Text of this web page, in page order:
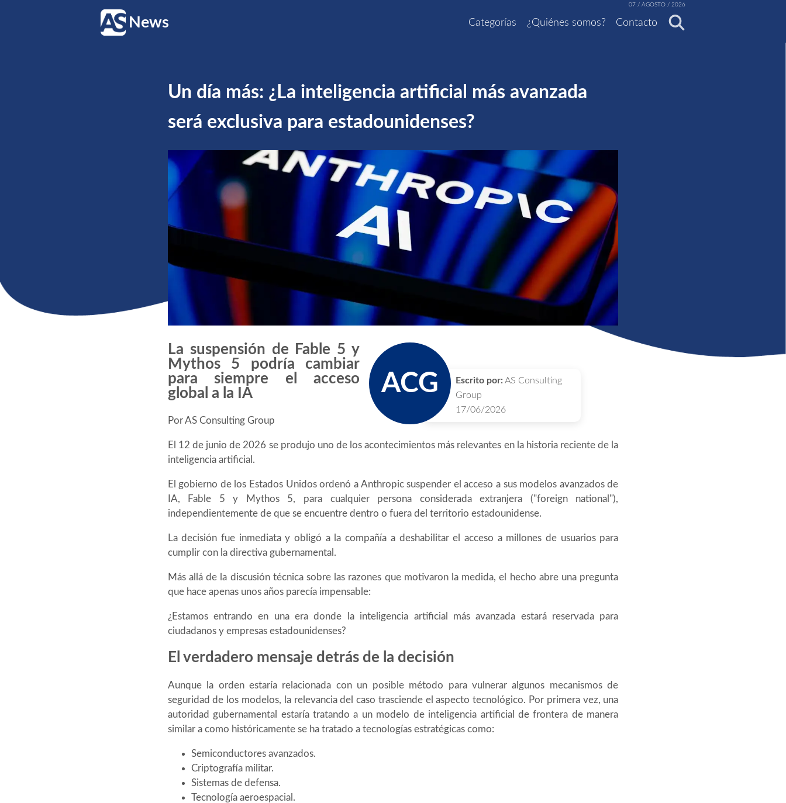
07 / AGOSTO / 2026
News Categorías ¿Quiénes somos? Contacto
Un día más: ¿La inteligencia artificial más avanzada
será exclusiva para estadounidenses?
ACG Escrito por: AS Consulting
Group
17/06/2026
La suspensión de Fable 5 y
Mythos 5 podría cambiar
para siempre el acceso
global a la IA
Por AS Consulting Group
El 12 de junio de 2026 se produjo uno de los acontecimientos más relevantes en la historia reciente de la
inteligencia artificial.
El gobierno de los Estados Unidos ordenó a Anthropic suspender el acceso a sus modelos avanzados de
IA, Fable 5 y Mythos 5, para cualquier persona considerada extranjera ("foreign national"),
independientemente de que se encuentre dentro o fuera del territorio estadounidense.
La decisión fue inmediata y obligó a la compañía a deshabilitar el acceso a millones de usuarios para
cumplir con la directiva gubernamental.
Más allá de la discusión técnica sobre las razones que motivaron la medida, el hecho abre una pregunta
que hace apenas unos años parecía impensable:
¿Estamos entrando en una era donde la inteligencia artificial más avanzada estará reservada para
ciudadanos y empresas estadounidenses?
El verdadero mensaje detrás de la decisión
Aunque la orden estaría relacionada con un posible método para vulnerar algunos mecanismos de
seguridad de los modelos, la relevancia del caso trasciende el aspecto tecnológico. Por primera vez, una
autoridad gubernamental estaría tratando a un modelo de inteligencia artificial de frontera de manera
similar a como históricamente se ha tratado a tecnologías estratégicas como:
Semiconductores avanzados.
Criptografía militar.
Sistemas de defensa.
Tecnología aeroespacial.